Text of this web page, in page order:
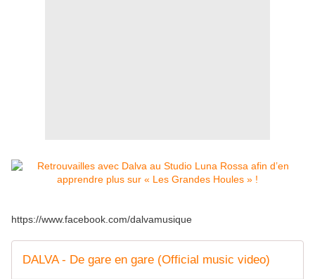
https://www.facebook.com/dalvamusique
DALVA - De gare en gare (Official music video)